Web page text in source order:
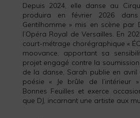
Depuis 2024, elle danse au
produira en février 2026
Gentilhomme » mis en scène par
l’Opéra Royal de Versailles. En
court-métrage chorégraphique «
moovance, apportant sa
projet engagé contre la
de la danse, Sarah publie en avril
poésie « Je brûle de l’intérieur
Bonnes Feuilles et exerce
que DJ, incarnant une artiste aux